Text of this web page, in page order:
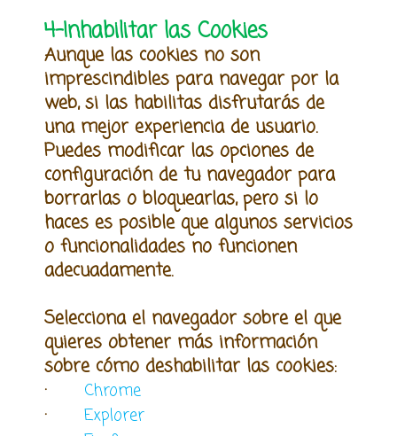
4-Inhabilitar las Cookies
Aunque las cookies no son
imprescindibles para navegar por la
web, si las habilitas disfrutarás de
una mejor experiencia de usuario.
Puedes modificar las opciones de
configuración de tu navegador para
borrarlas o bloquearlas, pero si lo
haces es posible que algunos servicios
o funcionalidades no funcionen
adecuadamente.
Selecciona el navegador sobre el que
quieres obtener más información
sobre cómo deshabilitar las cookies:
· Chrome
· Explorer